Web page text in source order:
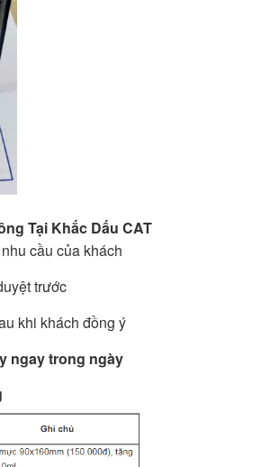
Tại Khắc Dấu CAT
cầu của khách
trước
khi khách đồng ý
ngay trong ngày